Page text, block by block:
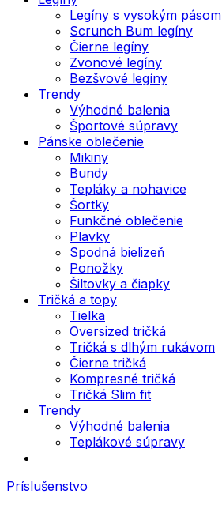
Legíny s vysokým pásom
Scrunch Bum legíny
Čierne legíny
Zvonové legíny
Bezšvové legíny
Trendy
Výhodné balenia
Športové súpravy
Pánske oblečenie
Mikiny
Bundy
Tepláky a nohavice
Šortky
Funkčné oblečenie
Plavky
Spodná bielizeň
Ponožky
Šiltovky a čiapky
Tričká a topy
Tielka
Oversized tričká
Tričká s dlhým rukávom
Čierne tričká
Kompresné tričká
Tričká Slim fit
Trendy
Výhodné balenia
Teplákové súpravy
Príslušenstvo